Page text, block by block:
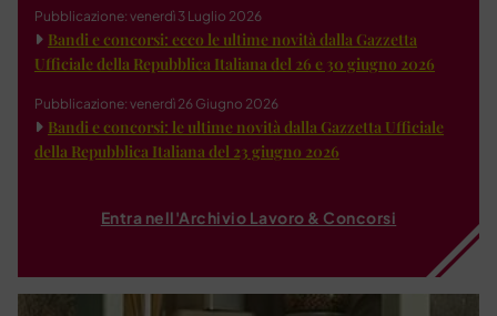
Pubblicazione: venerdì 3 Luglio 2026
Bandi e concorsi: ecco le ultime novità dalla Gazzetta
Ufficiale della Repubblica Italiana del 26 e 30 giugno 2026
Pubblicazione: venerdì 26 Giugno 2026
Bandi e concorsi: le ultime novità dalla Gazzetta Ufficiale
della Repubblica Italiana del 23 giugno 2026
Entra nell'Archivio Lavoro & Concorsi